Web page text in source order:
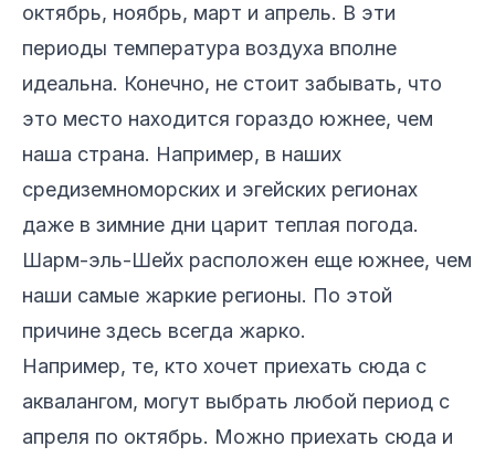
октябрь, ноябрь, март и апрель. В эти
периоды температура воздуха вполне
идеальна. Конечно, не стоит забывать, что
это место находится гораздо южнее, чем
наша страна. Например, в наших
средиземноморских и эгейских регионах
даже в зимние дни царит теплая погода.
Шарм-эль-Шейх расположен еще южнее, чем
наши самые жаркие регионы. По этой
причине здесь всегда жарко.
Например, те, кто хочет приехать сюда с
аквалангом, могут выбрать любой период с
апреля по октябрь. Можно приехать сюда и